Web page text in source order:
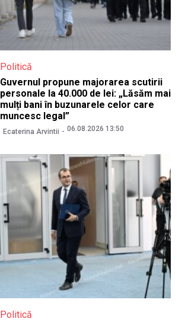
Politică
Guvernul propune majorarea scutirii
personale la 40.000 de lei: „Lăsăm mai
mulți bani în buzunarele celor care
muncesc legal”
Ecaterina Arvintii 06.08.2026 13:50
Politică